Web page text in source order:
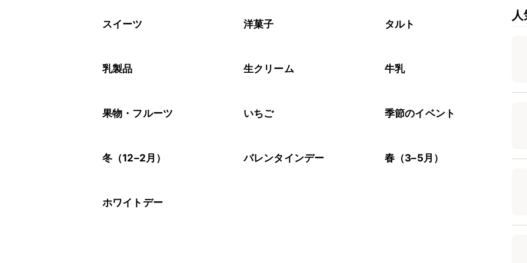
※日持ちは目安です。
スイーツ 洋菓子 タルト
乳製品 生クリーム 牛乳
果物・フルーツ いちご 季節のイベント
冬（12–2月） バレンタインデー 春（3–5月）
ホワイトデー